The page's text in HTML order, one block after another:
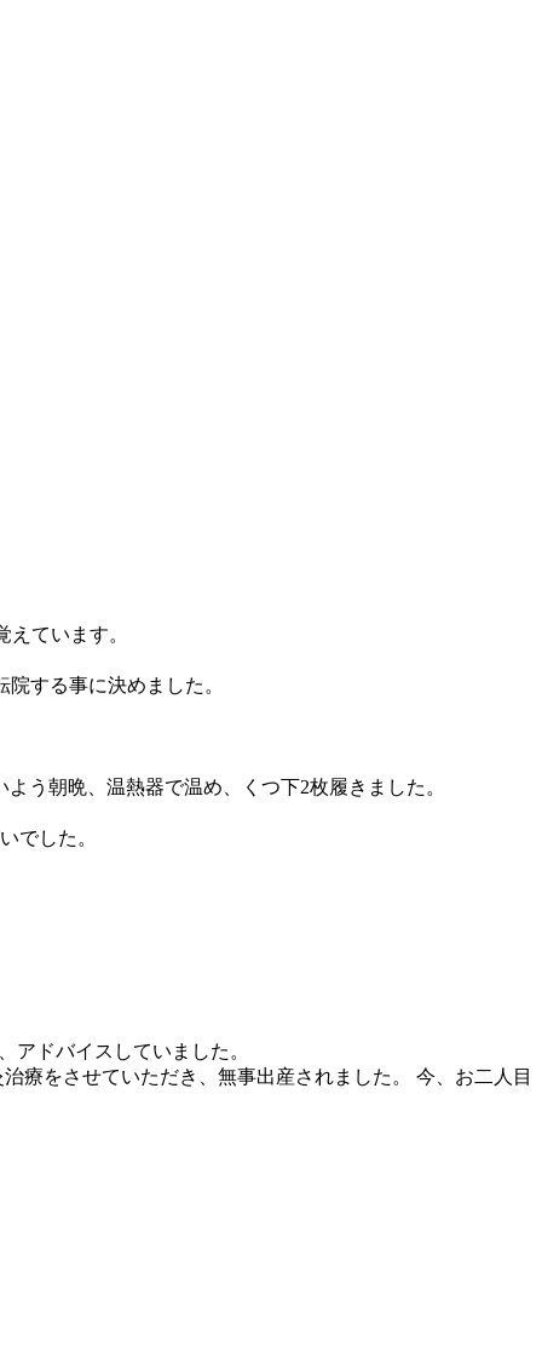
ています。
する事に決めました。
う朝晩、温熱器で温め、くつ下2枚履きました。
でした。
アドバイスしていました。
療をさせていただき、無事出産されました。 今、お二人目